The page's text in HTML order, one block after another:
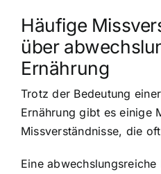
Häufige
über
Ernährung
Trotz der Bedeutung
Ernährung gibt es einige
Missverständnisse, die
Eine